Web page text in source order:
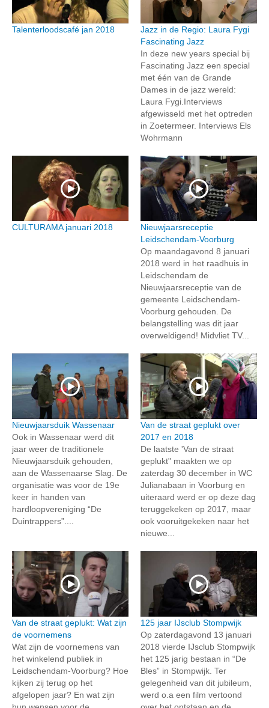
Talenterloodscafé jan 2018
Jazz in de Regio: Laura Fygi
Fascinating Jazz
In deze new years special bij
Fascinating Jazz een special
met één van de Grande
Dames in de jazz wereld:
Laura Fygi.Interviews
afgewisseld met het optreden
in Zoetermeer. Interviews Els
Wohrmann
CULTURAMA januari 2018
Nieuwjaarsreceptie
Leidschendam-Voorburg
Op maandagavond 8 januari
2018 werd in het raadhuis in
Leidschendam de
Nieuwjaarsreceptie van de
gemeente Leidschendam-
Voorburg gehouden. De
belangstelling was dit jaar
overweldigend! Midvliet TV...
Nieuwjaarsduik Wassenaar
Ook in Wassenaar werd dit
jaar weer de traditionele
Nieuwjaarsduik gehouden,
aan de Wassenaarse Slag. De
organisatie was voor de 19e
keer in handen van
hardloopvereniging “De
Duintrappers”....
Van de straat geplukt over
2017 en 2018
De laatste 'Van de straat
geplukt" maakten we op
zaterdag 30 december in WC
Julianabaan in Voorburg en
uiteraard werd er op deze dag
teruggekeken op 2017, maar
ook vooruitgekeken naar het
nieuwe...
Van de straat geplukt: Wat zijn
de voornemens
Wat zijn de voornemens van
het winkelend publiek in
Leidschendam-Voorburg? Hoe
kijken zij terug op het
afgelopen jaar? En wat zijn
125 jaar IJsclub Stompwijk
Op zaterdagavond 13 januari
2018 vierde IJsclub Stompwijk
het 125 jarig bestaan in “De
Bles” in Stompwijk. Ter
gelegenheid van dit jubileum,
werd o.a een film vertoond